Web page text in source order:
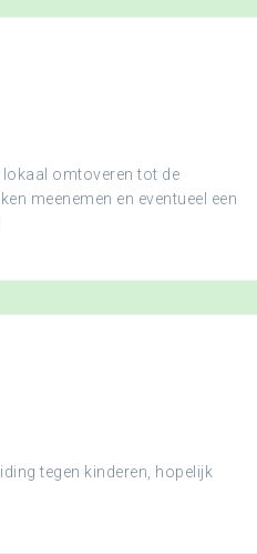
omtoveren tot de
meenemen en eventueel een
tegen kinderen, hopelijk